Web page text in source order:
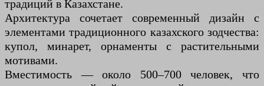
традиций в Казахстане.
Архитектура сочетает современный дизайн с
элементами традиционного казахского зодчества:
купол, минарет, орнаменты с растительными
мотивами.
Вместимость — около 500–700 человек, что